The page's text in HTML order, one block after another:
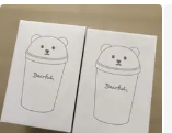
ボ ハンドルボトル
タンブラー未使用品